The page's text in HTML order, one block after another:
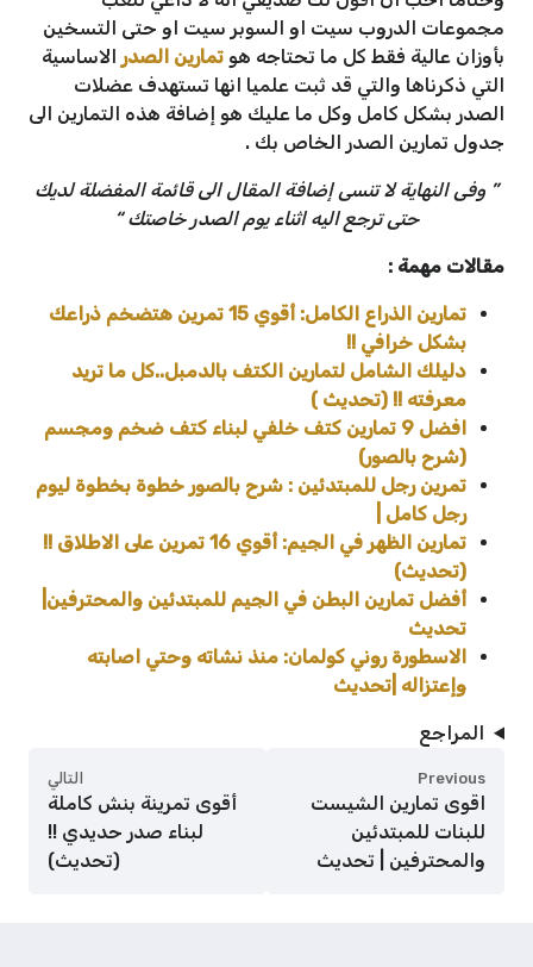
مجموعات الدروب سيت او السوبر سيت او حتى التسخين
بأوزان عالية فقط كل ما تحتاجه هو تمارين الصدر الاساسية
التي ذكرناها والتي قد ثبت علميا انها تستهدف عضلات
الصدر بشكل كامل وكل ما عليك هو إضافة هذه التمارين الى
جدول تمارين الصدر الخاص بك .
” وفى النهاية لا تنسى إضافة المقال الى قائمة المفضلة لديك
حتى ترجع اليه اثناء يوم الصدر خاصتك “
مقالات مهمة :
تمارين الذراع الكامل: أقوي 15 تمرين هتضخم ذراعك
بشكل خرافي !!
دليلك الشامل لتمارين الكتف بالدمبل..كل ما تريد
معرفته !! (تحديث )
افضل 9 تمارين كتف خلفي لبناء كتف ضخم ومجسم
(شرح بالصور)
تمرين رجل للمبتدئين : شرح بالصور خطوة بخطوة ليوم
رجل كامل |
تمارين الظهر في الجيم: أقوي 16 تمرين على الاطلاق !!
(تحديث)
أفضل تمارين البطن في الجيم للمبتدئين والمحترفين|
تحديث
الاسطورة روني كولمان: منذ نشاته وحتي اصابته
وإعتزاله |تحديث
المراجع
Previous
اقوى تمارين الشيست
للبنات للمبتدئين
والمحترفين | تحديث
التالي
أقوى تمرينة بنش كاملة
لبناء صدر حديدي !!
(تحديث)